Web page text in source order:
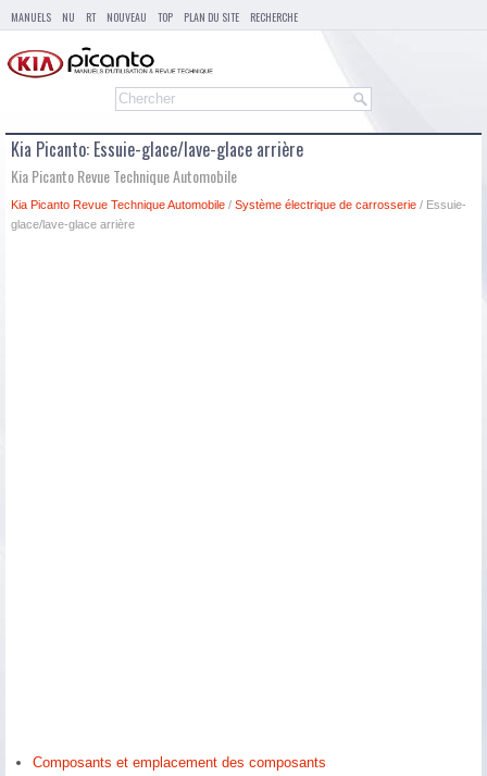
MANUELS NU RT NOUVEAU TOP PLAN DU SITE RECHERCHE
Kia Picanto: Essuie-glace/lave-glace arrière
Kia Picanto Revue Technique Automobile
Kia Picanto Revue Technique Automobile / Système électrique de carrosserie / Essuie-
glace/lave-glace arrière
Composants et emplacement des composants